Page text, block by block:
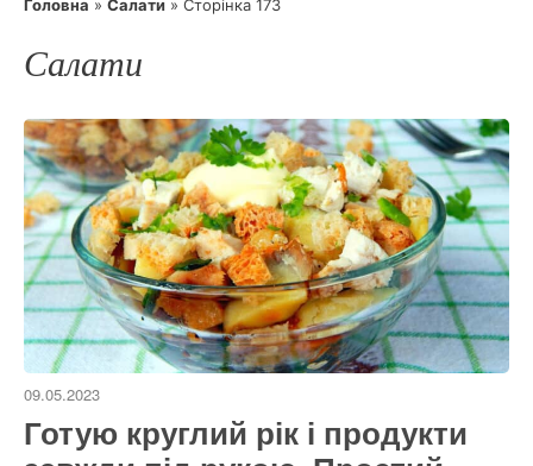
Головна » Салати » Сторінка 173
Салати
09.05.2023
Готую круглий рік і продукти